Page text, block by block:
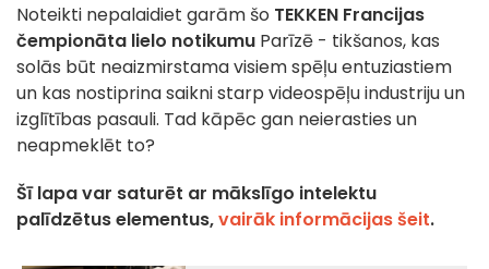
Noteikti nepalaidiet garām šo TEKKEN Francijas
čempionāta lielo notikumu Parīzē - tikšanos, kas
solās būt neaizmirstama visiem spēļu entuziastiem
un kas nostiprina saikni starp videospēļu industriju un
izglītības pasauli. Tad kāpēc gan neierasties un
neapmeklēt to?
Šī lapa var saturēt ar mākslīgo intelektu
palīdzētus elementus,vairāk informācijas šeit.